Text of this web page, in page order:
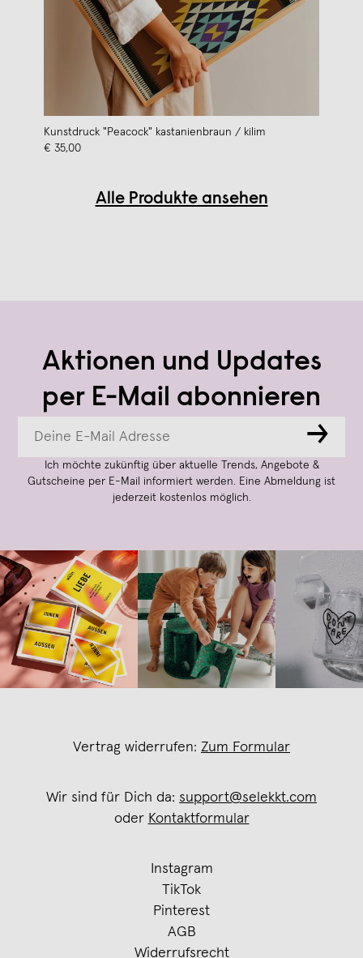
Kunstdruck "Peacock" kastanienbraun / kilim
€ 35,00
Alle Produkte ansehen
Aktionen und Updates
per E-Mail abonnieren
→
Ich möchte zukünftig über aktuelle Trends, Angebote &
Gutscheine per E-Mail informiert werden. Eine Abmeldung ist
jederzeit kostenlos möglich.
Vertrag widerrufen: Zum Formular
Wir sind für Dich da: support@selekkt.com
oder Kontaktformular
Instagram
TikTok
Pinterest
AGB
Widerrufsrecht